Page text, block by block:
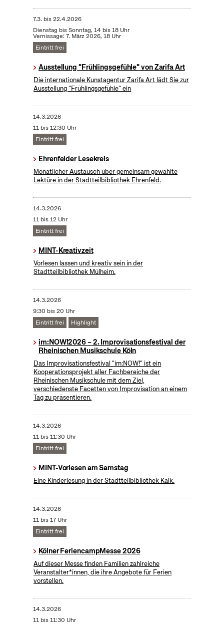
7.3. bis22.4.2026
Dienstag bis Sonntag, 14 bis 18 Uhr
Vernissage: 7. März 2026, 18 Uhr
Eintritt frei
Ausstellung "Frühlingsgefühle" von Zarifa Art
Die internationale Kunstagentur Zarifa Art lädt Sie zur
Ausstellung "Frühlingsgefühle" ein
14.3.2026
11 bis 12:30 Uhr
Eintritt frei
Ehrenfelder Lesekreis
Monatlicher Austausch über gemeinsam gewählte
Lektüre in der Stadtteilbibliothek Ehrenfeld.
14.3.2026
11 bis 12 Uhr
Eintritt frei
MINT-Kreativzeit
Vorlesen lassen und kreativ sein in der
Stadtteilbibliothek Mülheim.
14.3.2026
9:30 bis 20 Uhr
Eintritt frei
Highlight
im:NOW!2026 – 2. Improvisationsfestival der
Rheinischen Musikschule Köln
Das Improvisationsfestival "im:NOW!" ist ein
Kooperationsprojekt aller Fachbereiche der
Rheinischen Musikschule mit dem Ziel,
verschiedenste Facetten von Improvisation an einem
Tag zu präsentieren.
14.3.2026
11 bis 11:30 Uhr
Eintritt frei
MINT-Vorlesen am Samstag
Eine Kinderlesung in der Stadtteilbibliothek Kalk.
14.3.2026
11 bis 17 Uhr
Eintritt frei
Kölner FeriencampMesse 2026
Auf dieser Messe finden Familien zahlreiche
Veranstalter*innen, die ihre Angebote für Ferien
vorstellen.
14.3.2026
11 bis 11:30 Uhr